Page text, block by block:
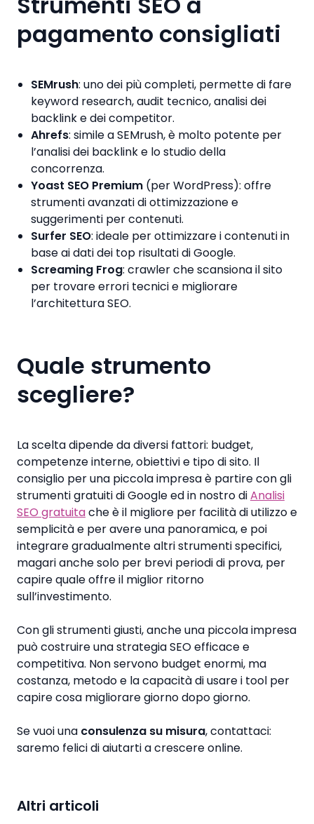
pagamento consigliati
SEMrush: uno dei più completi, permette di fare
keyword research, audit tecnico, analisi dei
backlink e dei competitor.
Ahrefs: simile a SEMrush, è molto potente per
l’analisi dei backlink e lo studio della
concorrenza.
Yoast SEO Premium (per WordPress): offre
strumenti avanzati di ottimizzazione e
suggerimenti per contenuti.
Surfer SEO: ideale per ottimizzare i contenuti in
base ai dati dei top risultati di Google.
Screaming Frog: crawler che scansiona il sito
per trovare errori tecnici e migliorare
l’architettura SEO.
Quale strumento
scegliere?
La scelta dipende da diversi fattori: budget,
competenze interne, obiettivi e tipo di sito. Il
consiglio per una piccola impresa è partire con gli
strumenti gratuiti di Google ed in nostro diAnalisi
SEO gratuitache è il migliore per facilità di utilizzo e
semplicità e per avere una panoramica, e poi
integrare gradualmente altri strumenti specifici,
magari anche solo per brevi periodi di prova, per
capire quale offre il miglior ritorno
sull’investimento.
Con gli strumenti giusti, anche una piccola impresa
può costruire una strategia SEO efficace e
competitiva. Non servono budget enormi, ma
costanza, metodo e la capacità di usare i tool per
capire cosa migliorare giorno dopo giorno.
Se vuoi una consulenza su misura, contattaci:
saremo felici di aiutarti a crescere online.
Altri articoli